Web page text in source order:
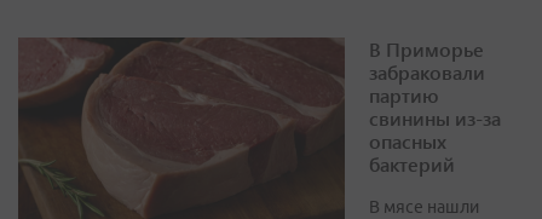
В Приморье
забраковали
партию
свинины из-за
опасных
бактерий
В мясе нашли